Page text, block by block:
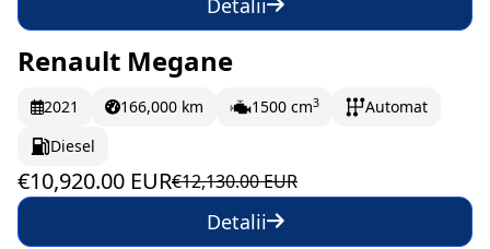
Detalii
În stoc 182 EUR/lună
Renault Megane
2021 166,000 km 1500 cm3
Automat
Diesel
€10,920.00 EUR€12,130.00 EUR
Detalii